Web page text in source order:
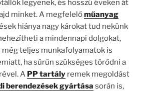
legyenek, és hosszú éveken át
minket. A megfelelőműanyag
hiánya nagy károkat tud nekünk
a mindennapi dolgokat,
még teljes munkafolyamatok is
ha sűrűn szükséges törődni a
A PP tartály remek megoldást
berendezések gyártása során is,